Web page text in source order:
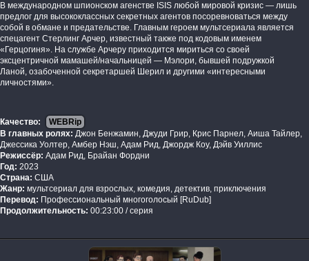
В международном шпионском агенстве ISIS любой мировой кризис — лишь
предлог для высококлассных секретных агентов посоревноваться между
собой в обмане и предательстве. Главным героем мультсериала является
спецагент Стерлинг Арчер, известный также под кодовым именем
«Герцогиня». На службе Арчеру приходится мириться со своей
эксцентричной мамашей/начальницей — Мэлори, бывшей подружкой
Ланой, озабоченной секретаршей Шерил и другими «интересными
личностями».
Качество:
WEBRip
В главных ролях: Джон Бенжамин, Джуди Грир, Крис Парнел, Аиша Тайлер,
Джессика Уолтер, Амбер Нэш, Адам Рид, Джордж Коу, Дэйв Уиллис
Режиссёр: Адам Рид, Брайан Фордни
Год: 2023
Страна: США
Жанр: мультсериал для взрослых, комедия, детектив, приключения
Перевод: Профессиональный многоголосый [RuDub]
Продолжительность: 00:23:00 / серия